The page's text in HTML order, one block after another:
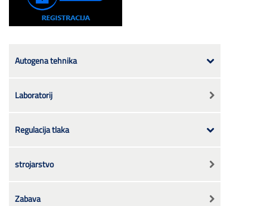
Autogena tehnika
Laboratorij
Regulacija tlaka
strojarstvo
Zabava